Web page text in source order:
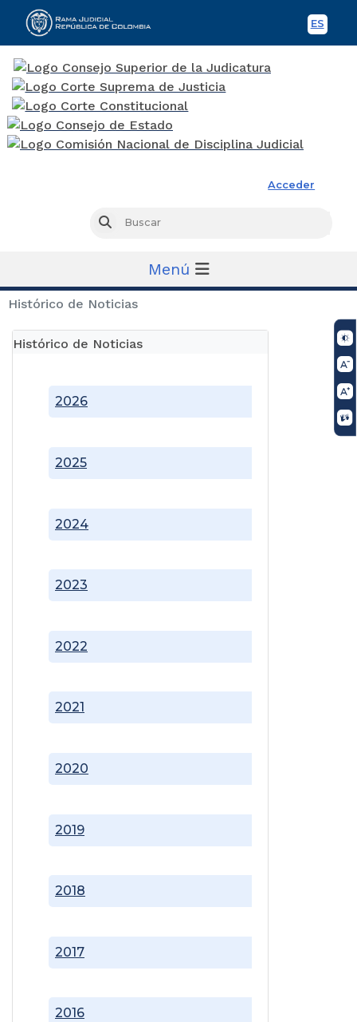
ES
Acceder
Buscar
Menú
Histórico de Noticias
Histórico de Noticias
2016
2017
2018
2019
2020
2021
2022
2023
2024
2025
2026